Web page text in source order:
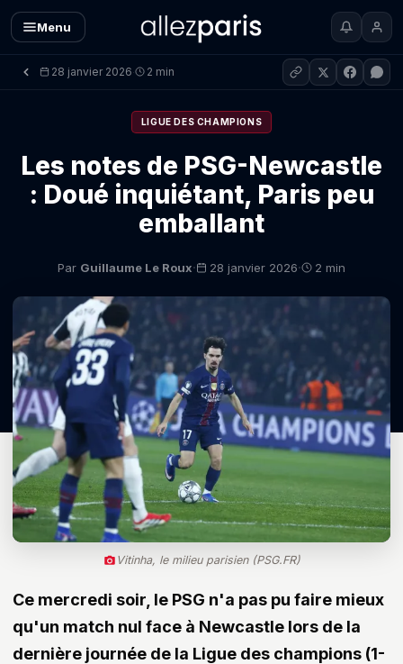
Menu
28 janvier 2026· 2 min
LIGUE DES CHAMPIONS
Les notes de PSG-Newcastle
: Doué inquiétant, Paris peu
emballant
Par Guillaume Le Roux· 28 janvier 2026· 2 min
Vitinha, le milieu parisien (PSG.FR)
Ce mercredi soir, le PSG n'a pas pu faire mieux
qu'un match nul face à Newcastle lors de la
dernière journée de la Ligue des champions (1-